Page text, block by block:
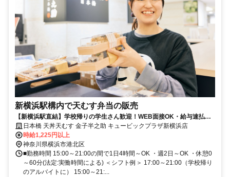
新横浜駅構内で天むす弁当の販売
【新横浜駅直結】学校帰りの学生さん歓迎！WEB面接OK・給与速払
い・有給休暇など待遇充実♪
日本橋 天丼天むす 金子半之助 キュービックプラザ新横浜店
時給1,225円以上
神奈川県横浜市港北区
■勤務時間 15:00～21:00の間で1日4時間～OK ・週2日～OK ・休憩0
～60分(法定:実働時間による) ＜シフト例＞ 17:00～21:00（学校帰り
のアルバイトに） 15:00～21:...